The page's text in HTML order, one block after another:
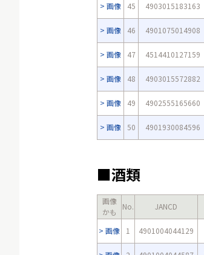
画像 45 4903015183163
画像 46 4901075014908
画像 47 4514410127159
画像 48 4903015572882
画像 49 4902555165660
画像 50 4901930084596
■酒類
画像
かも
No. JANCD
画像 1 4901004044129